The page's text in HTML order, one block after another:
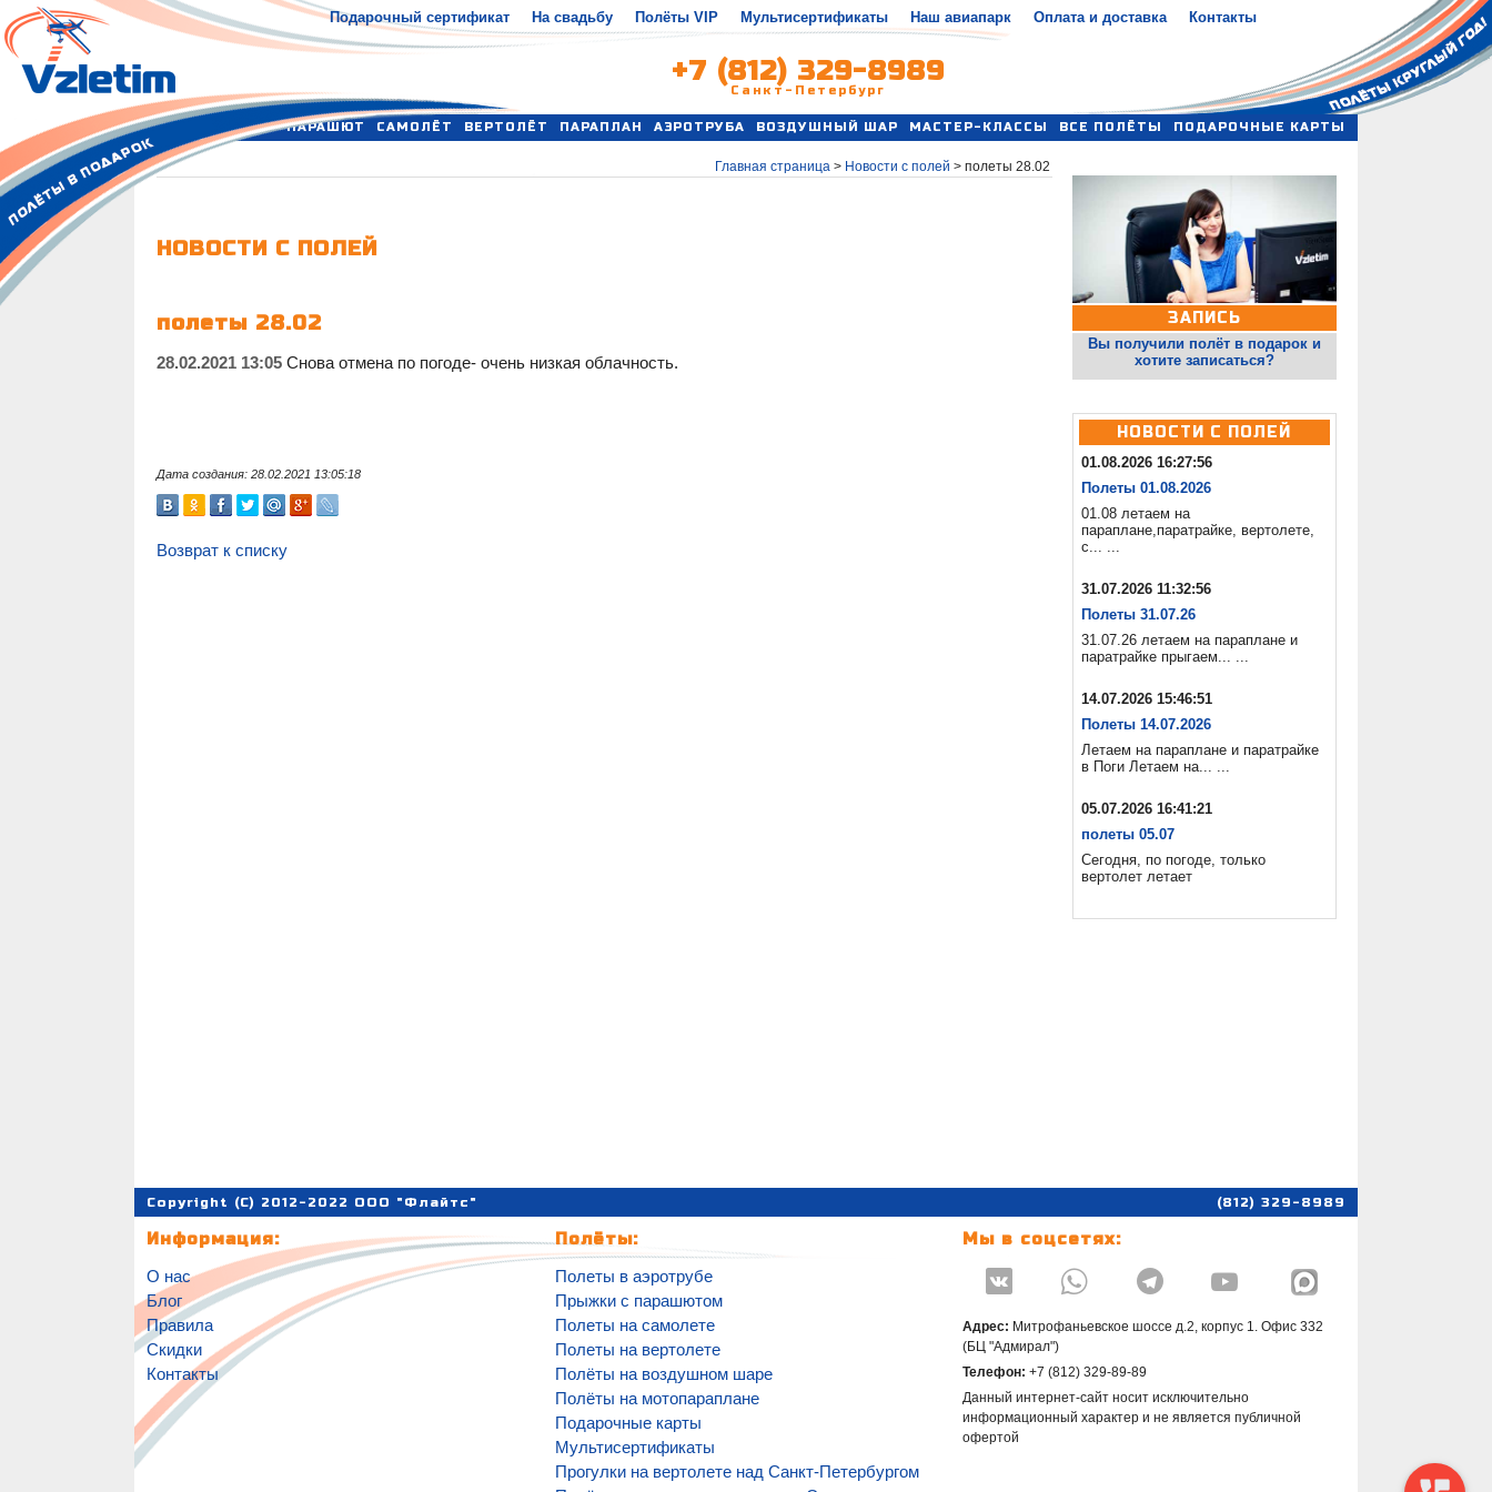
Подарочный сертификат На свадьбу Полёты VIP Мультисертификаты Наш авиапарк Оплата и доставка Контакты
+7 (812) 329-8989
Санкт-Петербург
ПАРАШЮТ САМОЛЁТ ВЕРТОЛЁТ ПАРАПЛАН АЭРОТРУБА ВОЗДУШНЫЙ ШАР МАСТЕР-КЛАССЫ ВСЕ ПОЛЁТЫ ПОДАРОЧНЫЕ КАРТЫ
Главная страница> Новости с полей > полеты 28.02
НОВОСТИ С ПОЛЕЙ
полеты 28.02
28.02.2021 13:05Снова отмена по погоде- очень низкая облачность.
Дата создания: 28.02.2021 13:05:18
Возврат к списку
ЗАПИСЬ
Вы получили полёт в подарок и
хотите записаться?
НОВОСТИ С ПОЛЕЙ
01.08.2026 16:27:56
Полеты 01.08.2026
01.08 летаем на
параплане,паратрайке, вертолете,
с... ...
31.07.2026 11:32:56
Полеты 31.07.26
31.07.26 летаем на параплане и
паратрайке прыгаем... ...
14.07.2026 15:46:51
Полеты 14.07.2026
Летаем на параплане и паратрайке
в Поги Летаем на... ...
05.07.2026 16:41:21
полеты 05.07
Сегодня, по погоде, только
вертолет летает
Copyright (C) 2012-2022 ООО "Флайтс" (812) 329-8989
Информация:
О нас
Блог
Правила
Скидки
Контакты
Полёты:
Полеты в аэротрубе
Прыжки с парашютом
Полеты на самолете
Полеты на вертолете
Полёты на воздушном шаре
Полёты на мотопараплане
Подарочные карты
Мультисертификаты
Прогулки на вертолете над Санкт-Петербургом
Мы в соцсетях:
   
Адрес: Митрофаньевское шоссе д.2, корпус 1. Офис 332
(БЦ "Адмирал")
Телефон: +7 (812) 329-89-89
Данный интернет-сайт носит исключительно
информационный характер и не является публичной
офертой